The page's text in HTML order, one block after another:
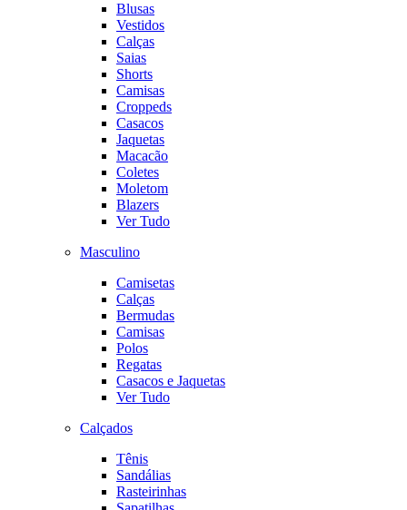
Blusas
Vestidos
Calças
Saias
Shorts
Camisas
Croppeds
Casacos
Jaquetas
Macacão
Coletes
Moletom
Blazers
Ver Tudo
Masculino
Camisetas
Calças
Bermudas
Camisas
Polos
Regatas
Casacos e Jaquetas
Ver Tudo
Calçados
Tênis
Sandálias
Rasteirinhas